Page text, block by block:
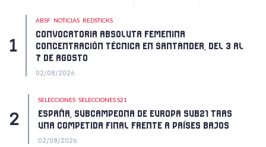
ABSF NOTICIAS REDSTICKS
CONVOCATORIA ABSOLUTA FEMENINA
CONCENTRACIÓN TÉCNICA EN SANTANDER, DEL 3 AL
7 DE AGOSTO
02/08/2026
SELECCIONES SELECCIONES S21
ESPAÑA, SUBCAMPEONA DE EUROPA SUB21 TRAS
UNA COMPETIDA FINAL FRENTE A PAÍSES BAJOS
02/08/2026